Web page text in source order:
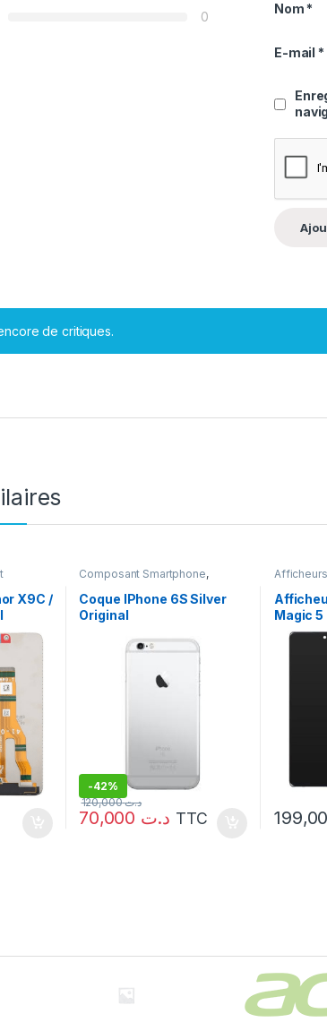
0
Nom *
E-mail *
de critiques.
X9C /
Composant Smartphone,
Coque
Coque IPhone 6S Silver
Original
-42%
د.ت
د.ت120,000
TTC
Afficheurs
Magic 5